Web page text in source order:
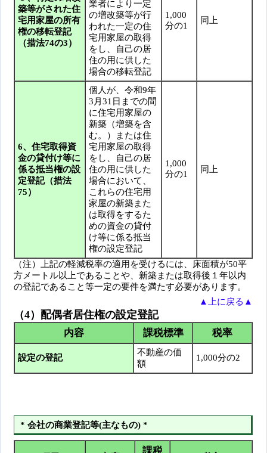
築等がされた住
宅用家屋の所有
権の移転登記
（措法74の3）
業者により一定
の増改築等が行
われた一定の住
宅用家屋の取得
をし、自己の居
住の用に供した
場合の移転登記
1,000
分の1
同上
6、住宅取得資
金の貸付け等に
係る抵当権の設
定登記（措法
75）
個人が、令和9年
3月31日までの間
に住宅用家屋の
新築（増築を含
む。）または住
宅用家屋の取得
をし、自己の居
住の用に供した
場合において、
これらの住宅用
家屋の新築また
は取得をするた
めの資金の貸付
け等に係る抵当
権の設定登記
1,000
分の1
同上
（注）上記の軽減税率の適用を受けるには、床面積が50平
方メートル以上であることや、新築または取得後１年以内
の登記であること等一定の要件を満たす必要があります。
▲上に戻る▲
（4）配偶者居住権の設定登記
内容 課税標準 税率
設定の登記
不動産の価
額
1,000分の2
* 会社の商業登記等(主なもの) *